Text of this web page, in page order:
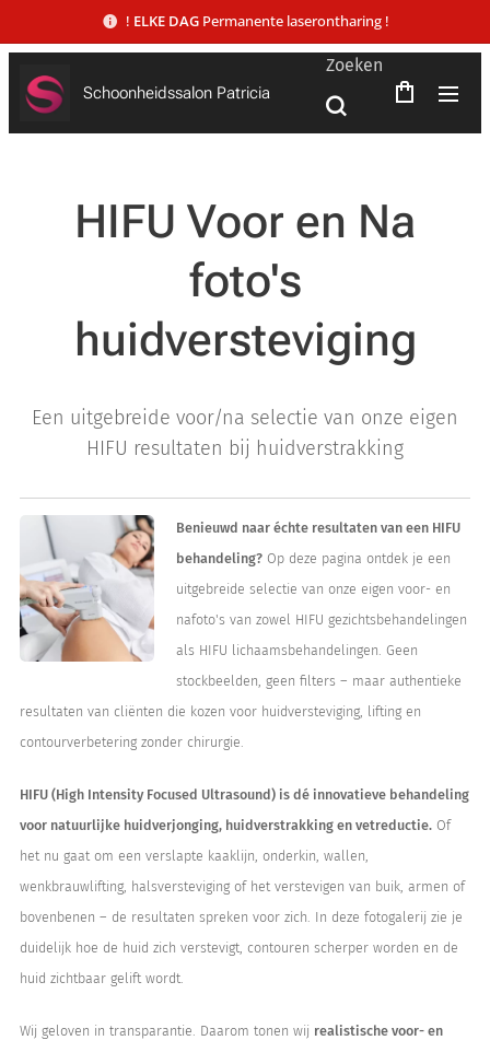
! ELKE DAGPermanente laserontharing !
Schoonheidssalon Patricia
Zoeken
HIFU Voor en Na
foto's
huidversteviging
Een uitgebreide voor/na selectie van onze eigen
HIFU resultaten bij huidverstrakking
Benieuwd naar échte resultaten van een HIFU
behandeling?Op deze pagina ontdek je een
uitgebreide selectie van onze eigen voor- en
nafoto's van zowel HIFU gezichtsbehandelingen
als HIFU lichaamsbehandelingen. Geen
stockbeelden, geen filters – maar authentieke
resultaten van cliënten die kozen voor huidversteviging, lifting en
contourverbetering zonder chirurgie.
HIFU (High Intensity Focused Ultrasound) is dé innovatieve behandeling
voor natuurlijke huidverjonging, huidverstrakking en vetreductie. Of
het nu gaat om een verslapte kaaklijn, onderkin, wallen,
wenkbrauwlifting, halsversteviging of het verstevigen van buik, armen of
bovenbenen – de resultaten spreken voor zich. In deze fotogalerij zie je
duidelijk hoe de huid zich verstevigt, contouren scherper worden en de
huid zichtbaar gelift wordt.
Wij geloven in transparantie. Daarom tonen wij realistische voor- en